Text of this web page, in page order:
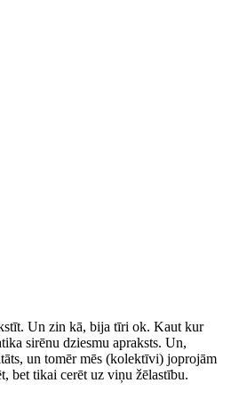
Un zin kā, bija tīri ok. Kaut kur
sirēnu dziesmu apraksts. Un,
un tomēr mēs (kolektīvi) joprojām
bet tikai cerēt uz viņu žēlastību.